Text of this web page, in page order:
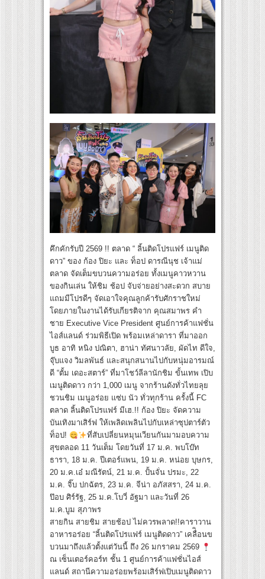
คึกคักรับปี 2569 !! ตลาด “ ลิ้นติดโปรแฟร์ เมนูติด
ดาว” ของ ก้อง ปิยะ และ ท็อป ดารณีนุช เจ้าแม่
ตลาด จัดเต็มขบวนความอร่อย ทั้งเมนูคาวหวาน
ของกินเล่น ให้ชิม ช้อป จับจ่ายอย่างสะดวก สบาย
แถมมีโปรดีๆ จัดเอาใจคุณลูกค้ารับศักราชใหม่
โดยภายในงานได้รับเกียรติจาก คุณสมาพร คำ
ชาย Executive Vice President ศูนย์การค้าแฟชั่น
ไอส์แลนด์ ร่วมพิธีเปิด พร้อมเหล่าดารา ที่มาออก
บูธ อาทิ หนิง ปณิตา, ฮาน่า ทัศนาวลัย, ผัดไท ดีใจ,
จุ๊บแจง วิมลพันธ์ และสนุกสนานไปกับหนุ่มอารมณ์
ดี “ตั้ม เดอะสตาร์” ที่มาโชว์ลีลานักชิม ขั้นเทพ เปิบ
เมนูติดดาว กว่า 1,000 เมนู จากร้านดังทั่วไทยลุย
ชวนชิม เมนูอร่อย แซ่บ นัว ทั่วทุกร้าน ครั้งนี้ FC
ตลาด ลิ้นติดโปรแฟร์ มีเฮ.!! ก้อง ปิยะ จัดความ
บันเทิงมาเสิร์ฟ ให้เพลิดเพลินไปกับเหล่าซุปตาร์ตัว
ท็อป!
ที่สับเปลี่ยนหมุนเวียนกันมามอบความ
สุขตลอด 11 วันเต็ม โดยวันที่ 17 ม.ค. พบโบ๊ท
ธารา, 18 ม.ค. ปีเตอร์แพน, 19 ม.ค. หน่อย บุษกร,
20 ม.ค.เอ๋ มณีรัตน์, 21 ม.ค. ปั้นจั่น ปรมะ, 22
ม.ค. จิ๊บ ปกฉัตร, 23 ม.ค. จีน่า อภัสสรา, 24 ม.ค.
ป๊อบ ศิร์รัฐ, 25 ม.ค.โบวี่ อัฐมา และวันที่ 26
ม.ค.บูม สุภาพร
สายกิน สายชิม สายช้อป ไม่ควรพลาด!!คาราวาน
อาหารอร่อย “ลิ้นติดโปรแฟร์ เมนูติดดาว” เคลื่ิอนข
บวนมาถึงแล้วตั้งแต่วันนี้ ถึง 26 มกราคม 2569
ณ เซ็นเตอร์คอร์ท ชั้น 1 ศูนย์การค้าแฟชั่นไอส์
แลนด์ สถานีความอร่อยพร้อมเสิร์ฟเปิบเมนูติดดาว